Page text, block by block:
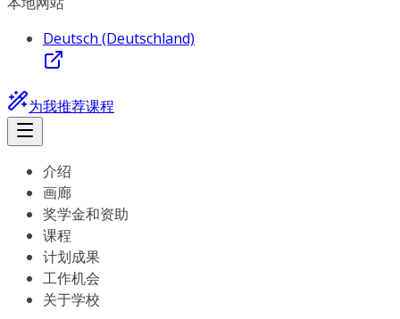
Deutsch (Deutschland)
为我推荐课程
介绍
画廊
奖学金和资助
课程
计划成果
工作机会
关于学校